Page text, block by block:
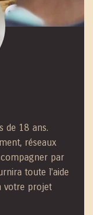
de 18 ans.
réseaux
par
toute l'aide
votre projet